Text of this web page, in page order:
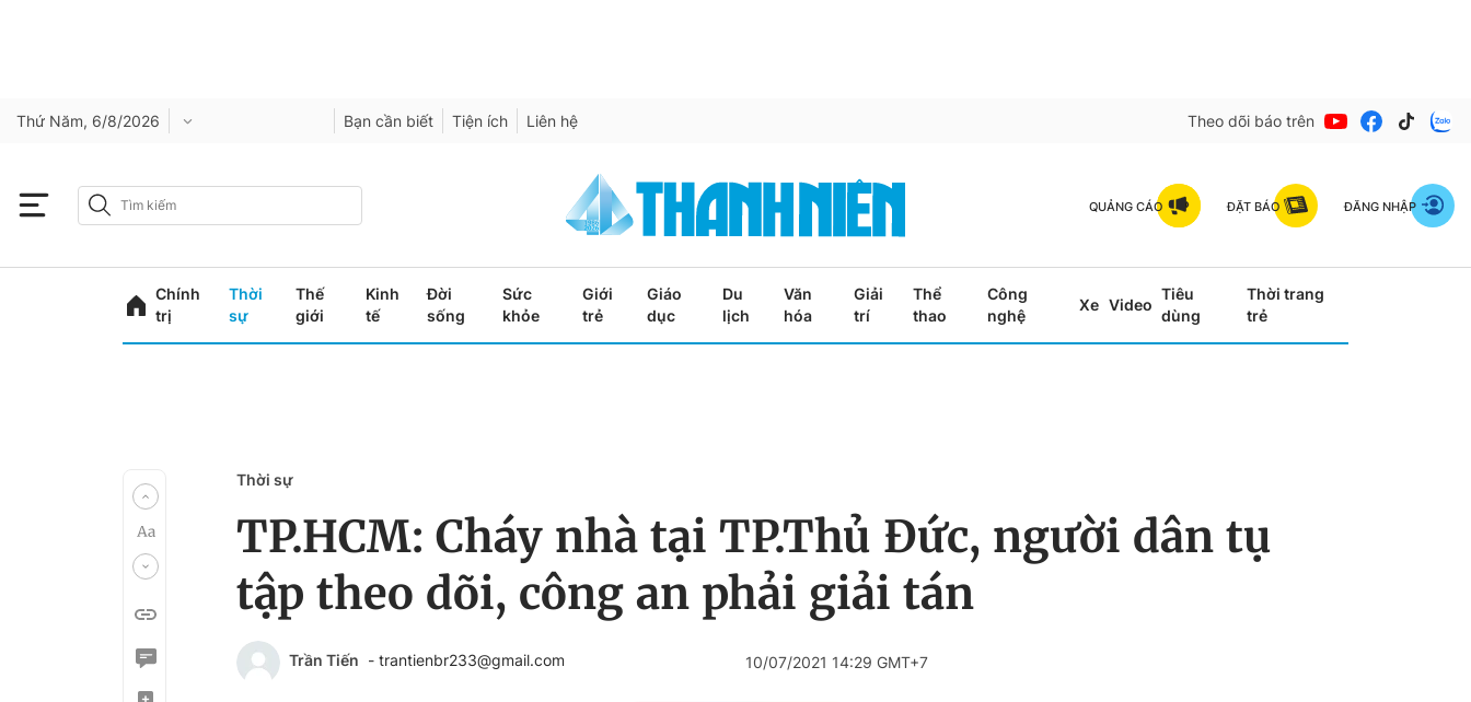
Thứ Năm, 6/8/2026 Bạn cần biết Tiện ích Liên hệ Theo dõi báo trên
QUẢNG CÁO ĐẶT BÁO ĐĂNG NHẬP
Chính
trị
Thời
sự
Thế
giới
Kinh
tế
Đời
sống
Sức
khỏe
Giới
trẻ
Giáo
dục
Du
lịch
Văn
hóa
Giải
trí
Thể
thao
Công
nghệ
Xe Video
Tiêu
dùng
Thời trang
trẻ
Thời sự
TP.HCM: Cháy nhà tại TP.Thủ Đức, người dân tụ
tập theo dõi, công an phải giải tán
Trần Tiến - trantienbr233@gmail.com 10/07/2021 14:29 GMT+7